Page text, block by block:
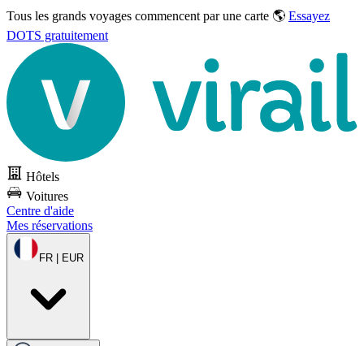
Tous les grands voyages commencent par une carte 🌎 Essayez
DOTS gratuitement
Hôtels
Voitures
Centre d'aide
Mes réservations
FR | EUR